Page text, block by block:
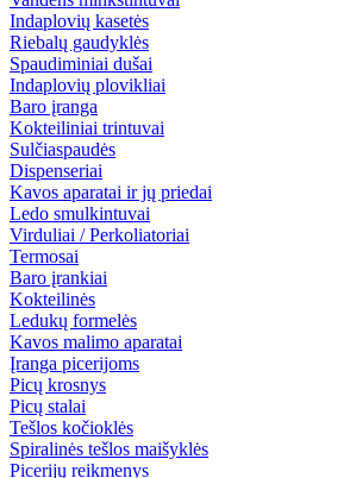
Indaplovių kasetės
Riebalų gaudyklės
Spaudiminiai dušai
Indaplovių plovikliai
Baro įranga
Kokteiliniai trintuvai
Sulčiaspaudės
Dispenseriai
Kavos aparatai ir jų priedai
Ledo smulkintuvai
Virduliai / Perkoliatoriai
Termosai
Baro įrankiai
Kokteilinės
Ledukų formelės
Kavos malimo aparatai
Įranga picerijoms
Picų krosnys
Picų stalai
Tešlos kočioklės
Spiralinės tešlos maišyklės
Picerijų reikmenys